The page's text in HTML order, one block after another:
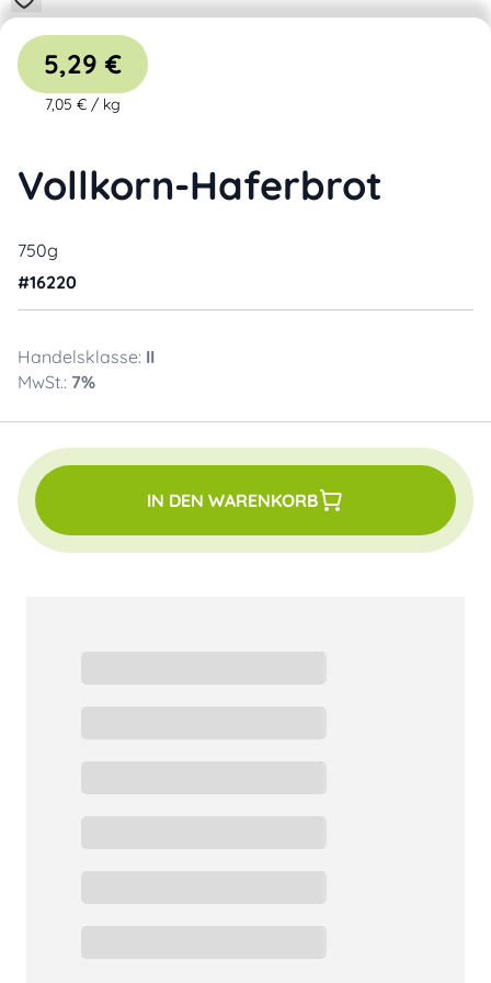
Vollkorn-Haferbrot
750g
#16220
Handelsklasse: II
MwSt.: 7%
5,29 €
7,05 € / kg
IN DEN WARENKORB